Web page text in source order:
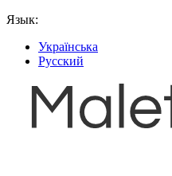
Язык:
Українська
Русский